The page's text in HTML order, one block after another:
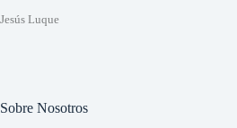
Jesús Luque
Sobre Nosotros